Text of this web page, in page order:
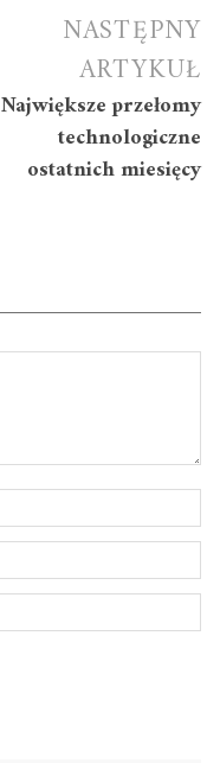
NASTĘPNY
ARTYKUŁ
Największe przełomy
technologiczne
ostatnich miesięcy